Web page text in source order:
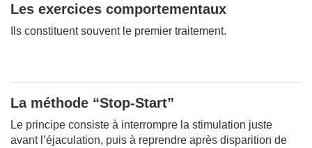
Les exercices comportementaux
Ils constituent souvent le premier traitement.
La méthode “Stop-Start”
Le principe consiste à interrompre la stimulation juste
avant l’éjaculation, puis à reprendre après disparition de